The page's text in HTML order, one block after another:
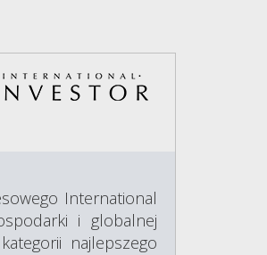
International
i globalnej
najlepszego